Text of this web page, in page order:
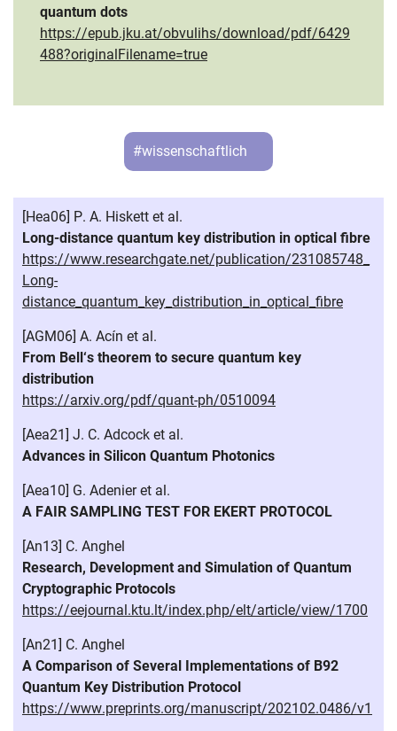
quantum dots
https://epub.jku.at/obvulihs/download/pdf/6429
488?originalFilename=true
#wissenschaftlich
[Hea06] P. A. Hiskett et al.
Long-distance quantum key distribution in optical fibre
https://www.researchgate.net/publication/231085748_
Long-
distance_quantum_key_distribution_in_optical_fibre
[AGM06] A. Acín et al.
From Bell‘s theorem to secure quantum key
distribution
https://arxiv.org/pdf/quant-ph/0510094
[Aea21] J. C. Adcock et al.
Advances in Silicon Quantum Photonics
[Aea10] G. Adenier et al.
A FAIR SAMPLING TEST FOR EKERT PROTOCOL
[An13] C. Anghel
Research, Development and Simulation of Quantum
Cryptographic Protocols
https://eejournal.ktu.lt/index.php/elt/article/view/1700
[An21] C. Anghel
A Comparison of Several Implementations of B92
Quantum Key Distribution Protocol
https://www.preprints.org/manuscript/202102.0486/v1